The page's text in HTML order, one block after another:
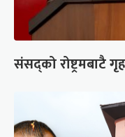
संसद्को रोष्ट्रमबाटै